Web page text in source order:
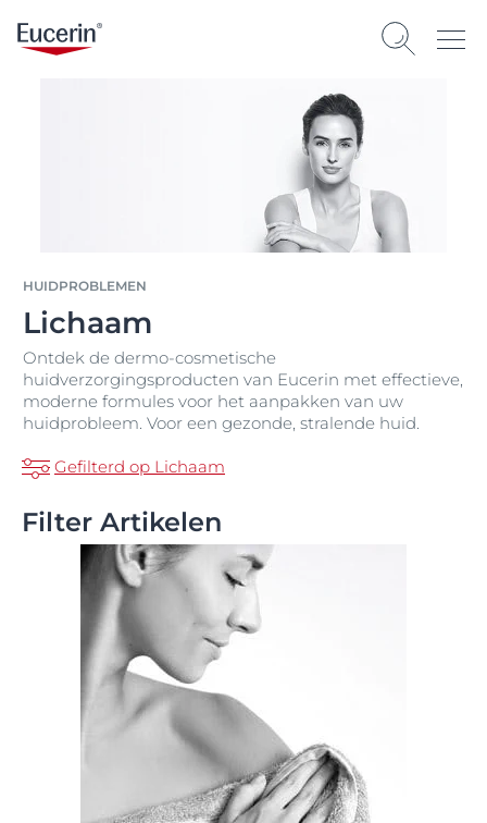
HUIDPROBLEMEN
Lichaam
Ontdek de dermo-cosmetische
huidverzorgingsproducten van Eucerin met effectieve,
moderne formules voor het aanpakken van uw
huidprobleem. Voor een gezonde, stralende huid.
Gefilterd op Lichaam
Filter Artikelen